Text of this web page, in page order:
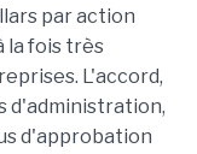
par action
la fois très
L'accord,
d'administration,
d'approbation